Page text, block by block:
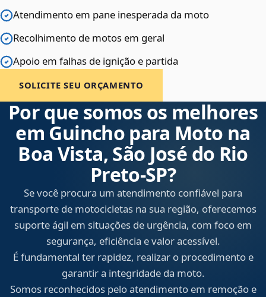
Atendimento em pane inesperada da moto
Recolhimento de motos em geral
Apoio em falhas de ignição e partida
SOLICITE SEU ORÇAMENTO
Por que somos os melhores
em Guincho para Moto na
Boa Vista, São José do Rio
Preto‑SP?
Se você procura um atendimento confiável para
transporte de motocicletas na sua região, oferecemos
suporte ágil em situações de urgência, com foco em
segurança, eficiência e valor acessível.
É fundamental ter rapidez, realizar o procedimento e
garantir a integridade da moto.
Somos reconhecidos pelo atendimento em remoção e